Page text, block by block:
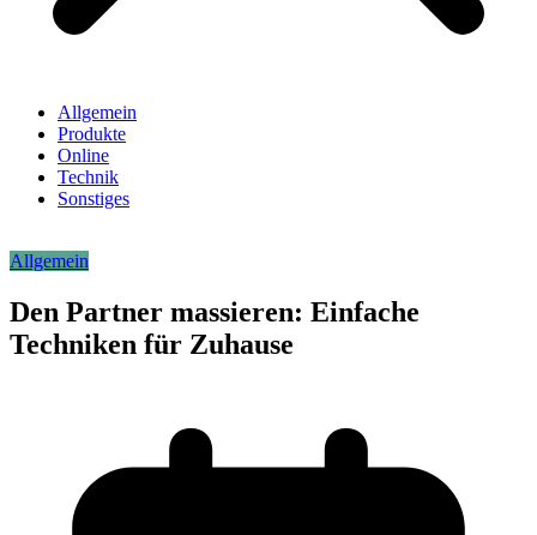
Allgemein
Produkte
Online
Technik
Sonstiges
Allgemein
Den Partner massieren: Einfache
Techniken für Zuhause